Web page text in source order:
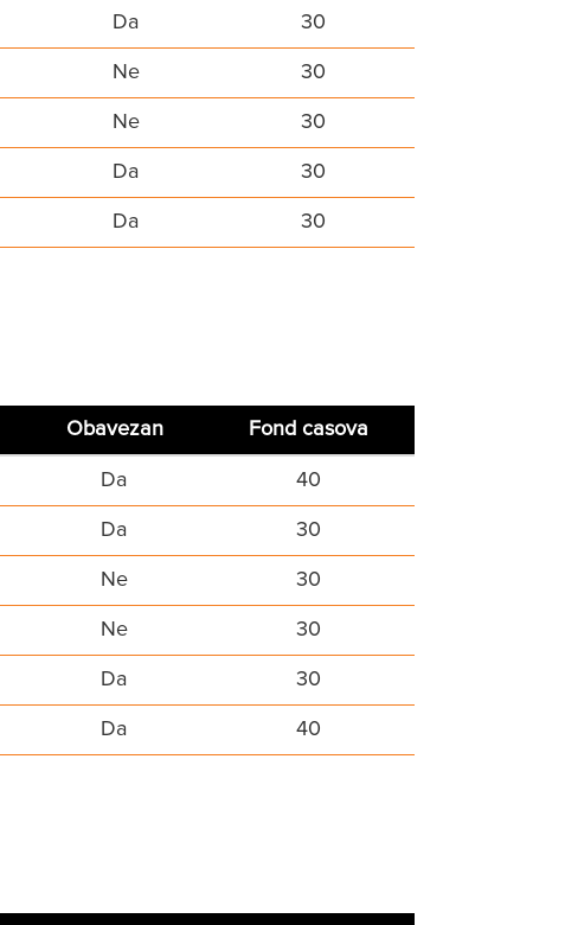
Da 30
Ne 30
Ne 30
Da 30
Da 30
Obavezan Fond casova
Da 40
Da 30
Ne 30
Ne 30
Da 30
Da 40